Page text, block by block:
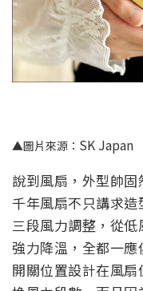
▲圖片來源： SK Japan
說到風扇，外型帥
千年風扇不只講求
三段風力調整，從
強力降溫，全都一應
開關位置設計在風